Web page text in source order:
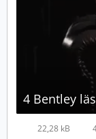
4 Bentley
22,28 kB